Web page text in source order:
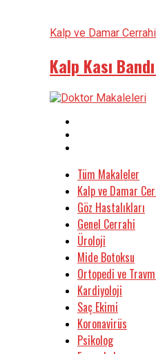
Kalp ve Damar
Kalp Kası
Tüm Makaleler
Kalp ve Damar
Göz Hastalıkları
Genel Cerrahi
Üroloji
Mide Botoksu
Ortopedi ve
Kardiyoloji
Saç Ekimi
Koronavirüs
Psikolog